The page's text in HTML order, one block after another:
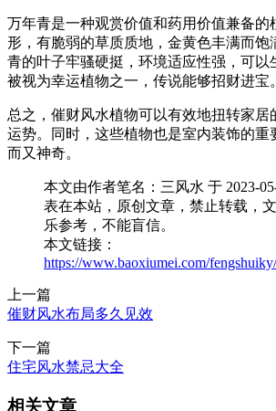
万年青是一种观赏价值和药用价值兼备的
形，有脆弱的草质质地，金黄色丰满而饱
青的叶子牢骚硬挺，环境适应性强，可以
被视为幸运植物之一，传说能够招财进宝。
总之，催财风水植物可以有效地扭转家居
运势。同时，这些植物也是室内装饰的重
而又神奇。
本文由作者笔名：三风水 于 2023-
表在本站，原创文章，禁止转载，
乐参考，不能盲信。
本文链接：
https://www.baoxiumei.com/
上一篇
催财风水布局多久见效
下一篇
住宅风水禁忌大全
相关文章